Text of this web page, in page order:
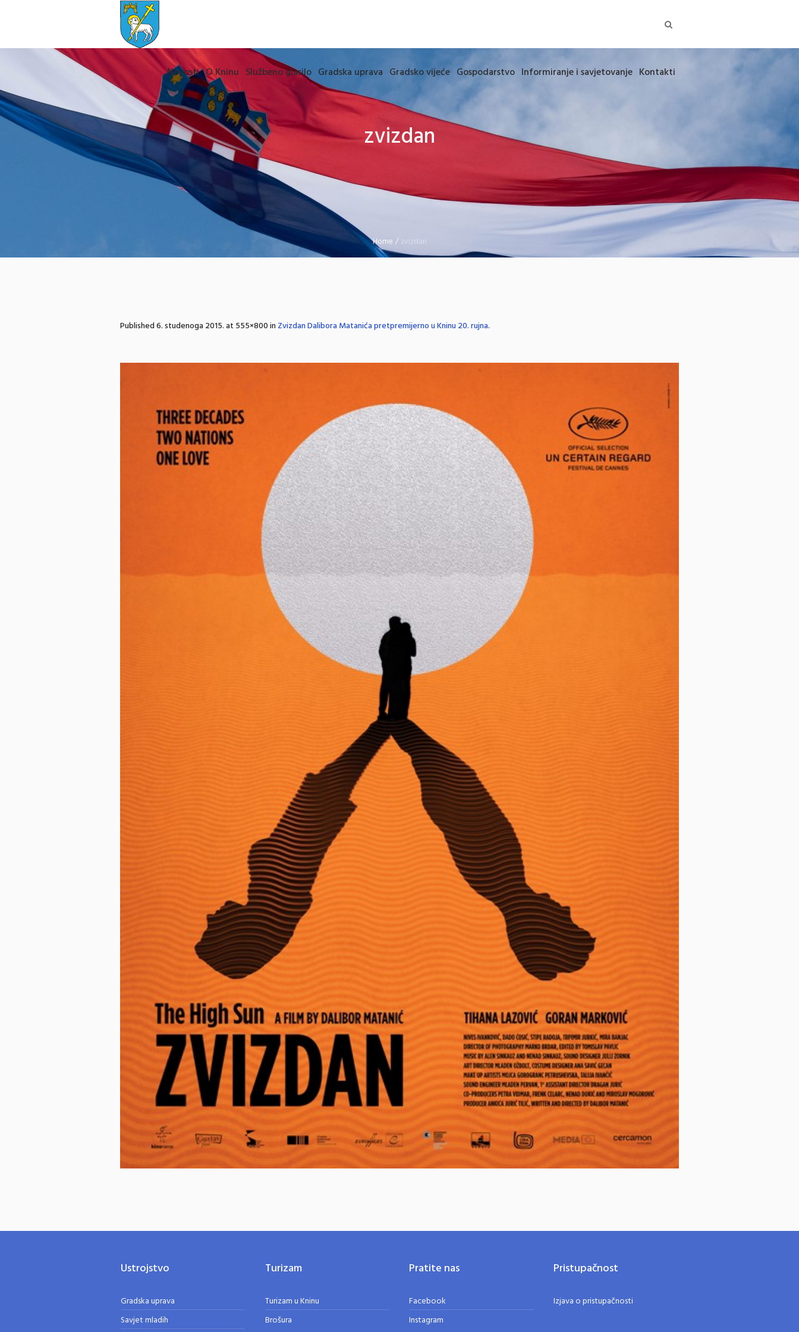
Novosti O Kninu Službeno glasilo Gradska uprava Gradsko vijeće Gospodarstvo Informiranje i savjetovanje Kontakti
zvizdan
Home /zvizdan
Published6. studenoga 2015.at 555×800 inZvizdan Dalibora Matanića pretpremijerno u Kninu 20. rujna.
Ustrojstvo
Gradska uprava
Savjet mladih
Turizam
Turizam u Kninu
Brošura
Pratite nas
Facebook
Instagram
Pristupačnost
Izjava o pristupačnosti